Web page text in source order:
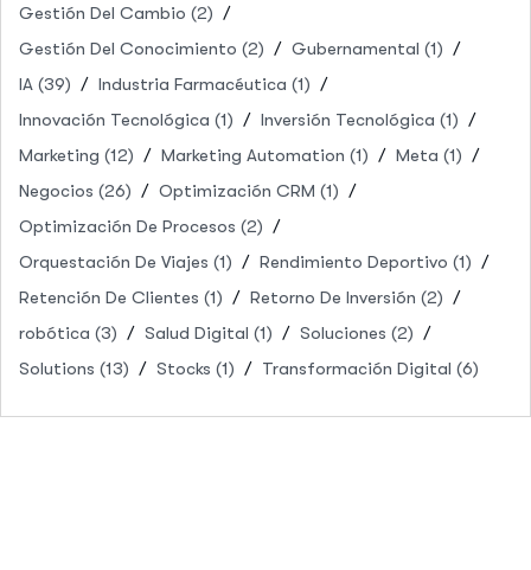
Gestión Del Cambio (2)
Gestión Del Conocimiento (2) Gubernamental (1)
IA (39) Industria Farmacéutica (1)
Innovación Tecnológica (1) Inversión Tecnológica (1)
Marketing (12) Marketing Automation (1) Meta (1)
Negocios (26) Optimización CRM (1)
Optimización De Procesos (2)
Orquestación De Viajes (1) Rendimiento Deportivo (1)
Retención De Clientes (1) Retorno De Inversión (2)
robótica (3) Salud Digital (1) Soluciones (2)
Solutions (13) Stocks (1) Transformación Digital (6)